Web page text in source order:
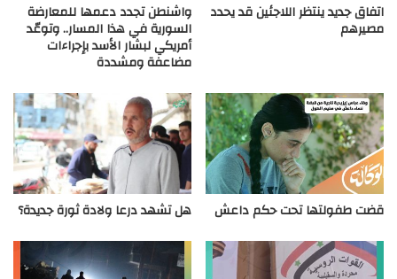
اتفاق جديد ينتظر اللاجئين قد يحدد
مصيرهم
واشنطن تجدد دعمها للمعارضة
السورية في هذا المسار.. وتوعّد
أمريكي لبشار الأسد بإجراءات
مضاعفة ومشددة
قضت طفولتها تحت حكم داعش هل تشهد درعا ولادة ثورة جديدة؟